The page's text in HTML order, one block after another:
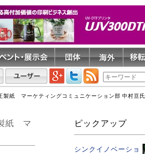
製紙 マーケティングコミュニケーション部 中村亘氏
紙 マ
ピックアップ
シンクイノベーショ